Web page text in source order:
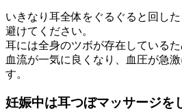
いきなり耳全体をぐるぐると回し
避けてください。
耳には全身のツボが存在している
血流が一気に良くなり、血圧が急
す。
妊娠中は耳つぼマッサージを